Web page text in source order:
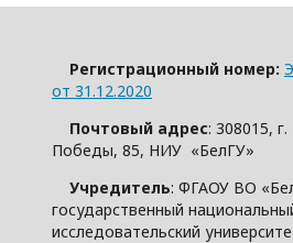
Регистрационный номер:
от 31.12.2020
Почтовый адрес: 308015,
Победы, 85, НИУ «БелГУ»
Учредитель: ФГАОУ ВО
государственный
исследовательский